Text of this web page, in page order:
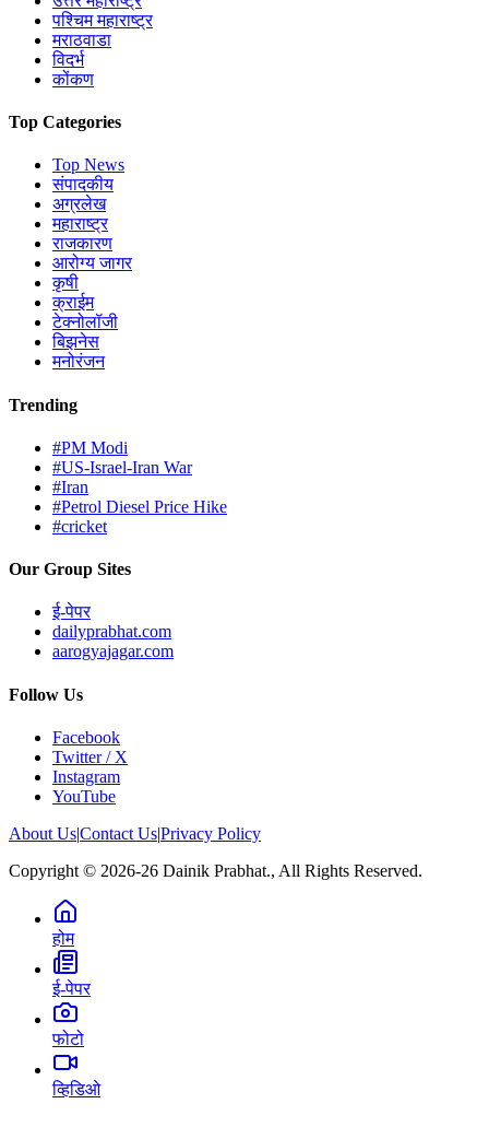
पश्चिम महाराष्ट्र
मराठवाडा
विदर्भ
कोंकण
Top Categories
Top News
संपादकीय
अग्रलेख
महाराष्ट्र
राजकारण
आरोग्य जागर
कृषी
क्राईम
टेक्नोलॉजी
बिझनेस
मनोरंजन
Trending
#PM Modi
#US-Israel-Iran War
#Iran
#Petrol Diesel Price Hike
#cricket
Our Group Sites
ई-पेपर
dailyprabhat.com
aarogyajagar.com
Follow Us
Facebook
Twitter / X
Instagram
YouTube
About Us|Contact Us|Privacy Policy
Copyright © 2026-26 Dainik Prabhat., All Rights Reserved.
होम
ई-पेपर
फोटो
व्हिडिओ